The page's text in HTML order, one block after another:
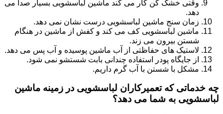
وقتی خشک کن کار می کند ماشین لباسشویی بسیار صدا می
دهد.
زمان سنج ماشین لباسشویی درست نشان نمی دهد.
ماشین لباسشویی کف می کند و کفش از ماشین در هنگام
شستن بیرون می زند.
لاستیک های حفاظتی از آب ماشین پوسیده و آب پس می دهد.
از جایگاه پودر استفاده چندانی بابت شستشو نمی شود.
مشکل با شستن با آب گرم داریم.
چه خدماتی که تعمیرکاران لباسشویی در زمینه ماشین
لباسشویی به شما می دهد؟